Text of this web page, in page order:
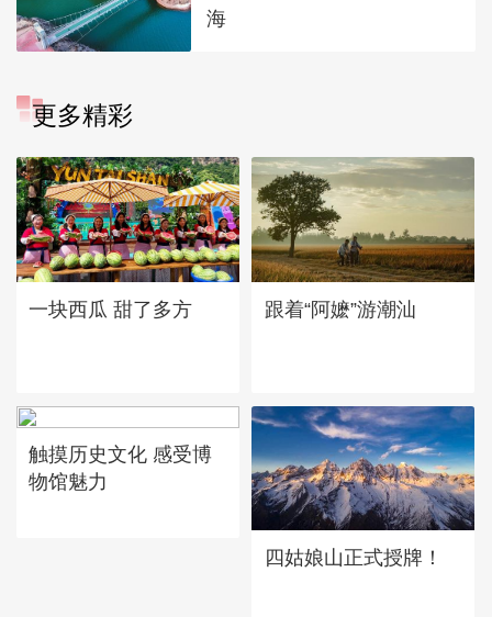
海
更多精彩
一块西瓜 甜了多方 跟着“阿嬷”游潮汕
触摸历史文化 感受博
物馆魅力
四姑娘山正式授牌！